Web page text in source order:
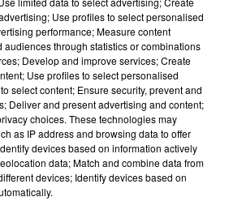
Use profiles to select personalised
performance; Measure content
audiences through statistics or combinations
Develop and improve services; Create
Use profiles to select personalised
select content; Ensure security, prevent and
Deliver and present advertising and content;
choices. These technologies may
as IP address and browsing data to offer
devices based on information actively
data; Match and combine data from
devices; Identify devices based on